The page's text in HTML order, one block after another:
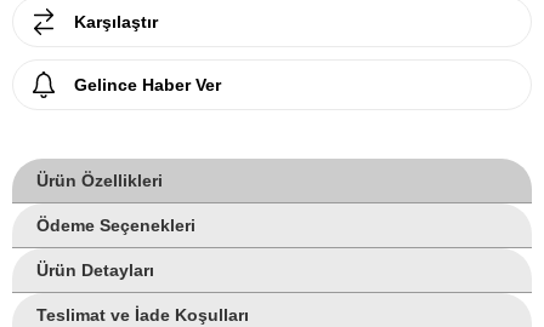
Karşılaştır
Gelince Haber Ver
Ürün Özellikleri
Ödeme Seçenekleri
Ürün Detayları
Teslimat ve İade Koşulları